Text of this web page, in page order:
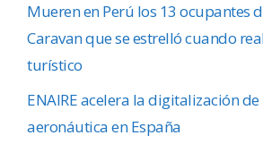
Mueren en Perú los 13 ocupantes
Caravan que se estrelló cuando
turístico
ENAIRE acelera la digitalización
aeronáutica en España